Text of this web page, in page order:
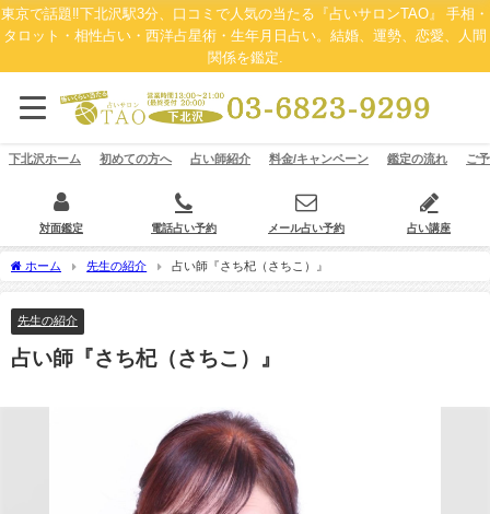
東京で話題‼下北沢駅3分、口コミで人気の当たる『占いサロンTAO』 手相・
タロット・相性占い・西洋占星術・生年月日占い。結婚、運勢、恋愛、人間
関係を鑑定.
下北沢ホーム 初めての方へ 占い師紹介 料金/キャンペーン 鑑定の流れ ご
対面鑑定 電話占い予約 メール占い予約 占い講座
ホーム 先生の紹介 占い師『さち杞（さちこ）』
先生の紹介
占い師『さち杞（さちこ）』